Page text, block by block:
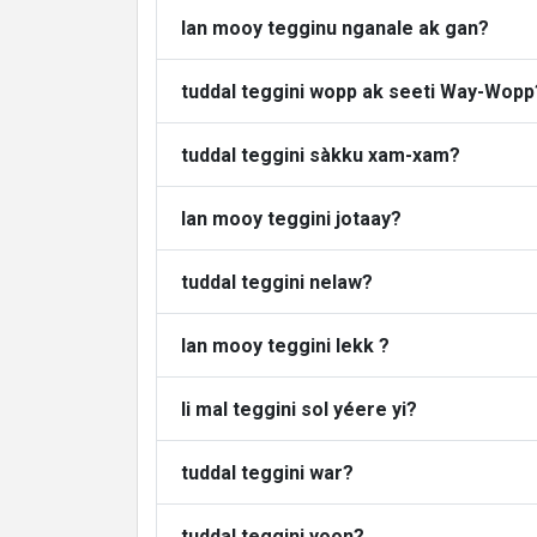
lan mooy tegginu nganale ak gan?
tuddal teggini wopp ak seeti Way-
tuddal teggini sàkku xam-xam?
lan mooy teggini jotaay?
tuddal teggini nelaw?
lan mooy teggini lekk ?
li mal teggini sol yéere yi?
tuddal teggini war?